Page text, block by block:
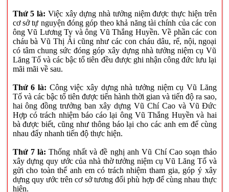
Thứ 5 là: Việc xây dựng nhà tưởng niệm được thực hiện trên
cơ sở tự nguyện đóng góp theo khả năng tài chính của các con
ông Vũ Lương Ty và ông Vũ Thắng Huyền. Về phần các con
cháu bà Vũ Thị Ái cũng như các con cháu dâu, rể, nội, ngoại
có tâm chung sức đóng góp xây dựng nhà tưởng niệm cụ Vũ
Lăng Tố và các bậc tổ tiên đều được ghi nhận công đức lưu lại
mãi mãi về sau.
Thứ 6 là: Công việc xây dựng nhà tưởng niệm cụ Vũ Lăng
Tố và các bậc tổ tiên được tiến hành thời gian và tiến độ ra sao,
hai ông đồng trưởng ban xây dựng Vũ Chí Cao và Vũ Đức
Hợp có trách nhiệm báo cáo lại ông Vũ Thắng Huyền và hai
bà được biết, cũng như thông báo lại cho các anh em để cùng
nhau đẩy nhanh tiến độ thực hiện.
Thứ 7 là: Thống nhất và đề nghị anh Vũ Chí Cao soạn thảo
xây dựng quy ước của nhà thờ tưởng niệm cụ Vũ Lăng Tố và
gửi cho toàn thể anh em có trách nhiệm tham gia, góp ý xây
dựng quy ước trên cơ sở tương đối phù hợp để cùng nhau thực
hiện.